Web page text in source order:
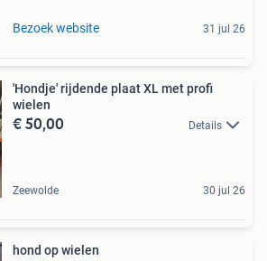
Bezoek website 31 jul 26
'Hondje' rijdende plaat XL met profi
wielen
€ 50,00 Details
Zeewolde 30 jul 26
hond op wielen